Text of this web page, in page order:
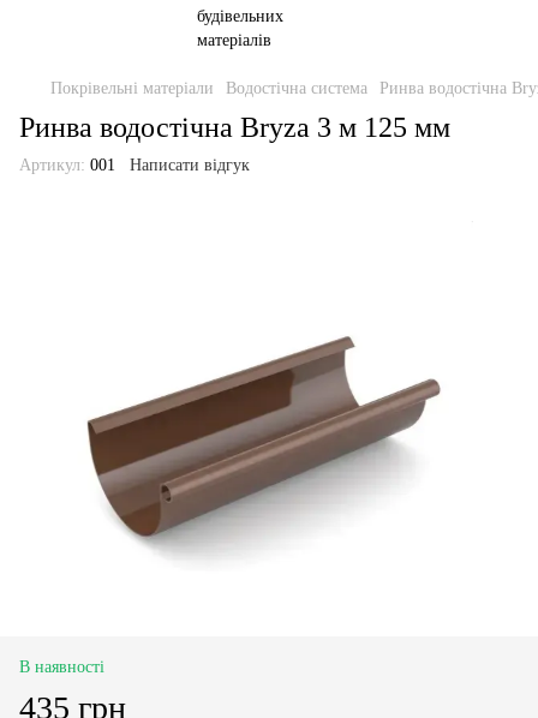
Покрівельні матеріали Водостічна система Ринва водостічна
Ринва водостічна Bryza 3 м 125 мм
Артикул: 001 Написати відгук
В наявності
435 грн